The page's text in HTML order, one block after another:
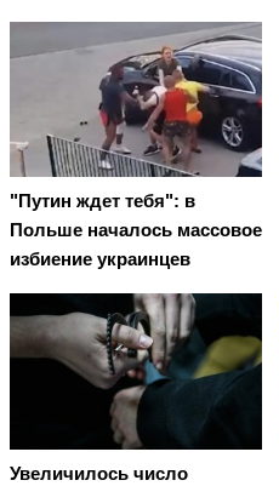
"Путин ждет тебя": в
Польше началось массовое
избиение украинцев
Увеличилось число